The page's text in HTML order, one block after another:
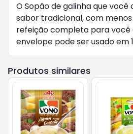
O Sopão de galinha que
sabor tradicional, com menos
refeição completa para você
envelope pode ser usado em
Produtos similares